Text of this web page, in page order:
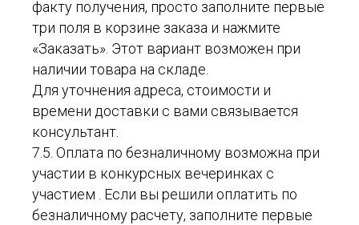
факту получения, просто заполните первые
три поля в корзине заказа и нажмите
«Заказать». Этот вариант возможен при
наличии товара на складе.
Для уточнения адреса, стоимости и
времени доставки с вами связывается
консультант.
7.5. Оплата по безналичному возможна при
участии в конкурсных вечеринках с
участием . Если вы решили оплатить по
безналичному расчету, заполните первые